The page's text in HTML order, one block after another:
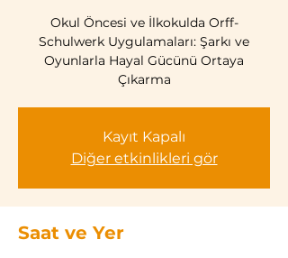
Okul Öncesi ve İlkokulda Orff-
Schulwerk Uygulamaları: Şarkı ve
Oyunlarla Hayal Gücünü Ortaya
Çıkarma
Kayıt Kapalı
Diğer etkinlikleri gör
Saat ve Yer